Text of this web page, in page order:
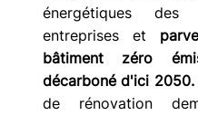
énergétiques
entreprises et
bâtiment zéro
décarboné d'ici 2050.
de rénovation